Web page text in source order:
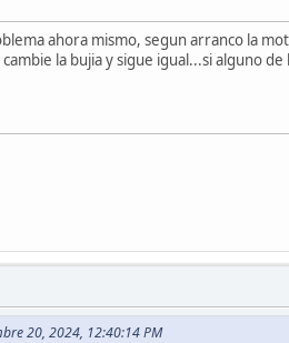
ahora mismo, segun arranco la
la bujia y sigue igual...si alguno
20, 2024, 12:40:14 PM